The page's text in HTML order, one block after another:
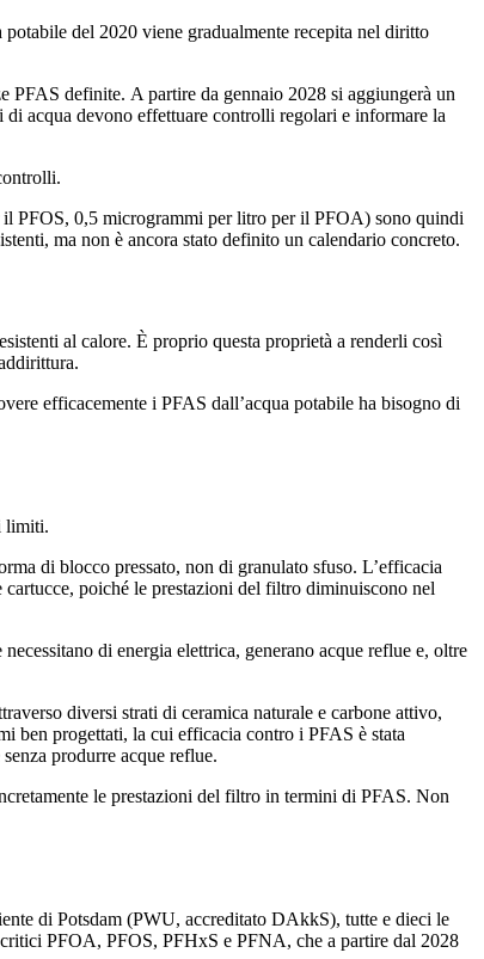
del 2020 viene gradualmente recepita nel diritto
definite. A partire da gennaio 2028 si aggiungerà un
acqua devono effettuare controlli regolari e informare la
PFOS, 0,5 microgrammi per litro per il PFOA) sono quindi
ma non è ancora stato definito un calendario concreto.
al calore. È proprio questa proprietà a renderli così
efficacemente i PFAS dall’acqua potabile ha bisogno di
limiti.
di blocco pressato, non di granulato sfuso. L’efficacia
poiché le prestazioni del filtro diminuiscono nel
di energia elettrica, generano acque reflue e, oltre
diversi strati di ceramica naturale e carbone attivo,
ben progettati, la cui efficacia contro i PFAS è stata
produrre acque reflue.
le prestazioni del filtro in termini di PFAS. Non
di Potsdam (PWU, accreditato DAkkS), tutte e dieci le
PFOA, PFOS, PFHxS e PFNA, che a partire dal 2028